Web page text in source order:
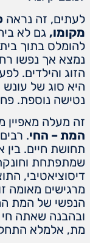
לעתים, זה נראה
מקומו, גם לא
להומלס בתוך
נמצא אך נפשו
הזוג והילדים.
היא סוג של עונש
נטישה נוספת.
זה מעלה מאפיין
המת – החי.
תחושת חיים.
שמתפתחת
דיסוציאטיבי,
מרגישים מאומה
הנפשי של המת
ובהבנה שאתה חי
מת, אלמלא